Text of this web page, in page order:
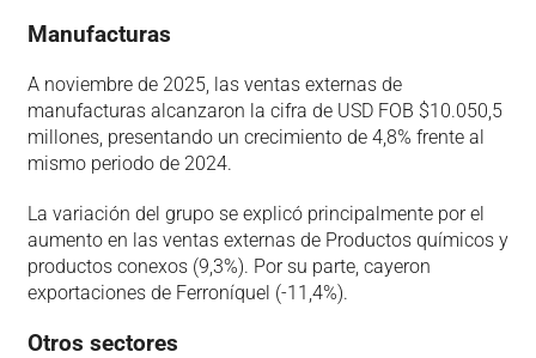
Manufacturas
A noviembre de 2025, las ventas externas de
manufacturas alcanzaron la cifra de USD FOB $10.050,5
millones, presentando un crecimiento de 4,8% frente al
mismo periodo de 2024.
La variación del grupo se explicó principalmente por el
aumento en las ventas externas de Productos químicos y
productos conexos (9,3%). Por su parte, cayeron
exportaciones de Ferroníquel (-11,4%).
Otros sectores